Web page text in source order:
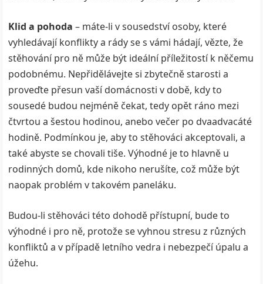
Klid a pohoda – máte-li v sousedství osoby, které
vyhledávají konflikty a rády se s vámi hádají, vězte, že
stěhování pro ně může být ideální příležitostí k něčemu
podobnému. Nepřidělávejte si zbytečně starosti a
proveďte přesun vaší domácnosti v době, kdy to
sousedé budou nejméně čekat, tedy opět ráno mezi
čtvrtou a šestou hodinou, anebo večer po dvaadvacáté
hodině. Podmínkou je, aby to stěhováci akceptovali, a
také abyste se chovali tiše. Výhodné je to hlavně u
rodinných domů, kde nikoho nerušíte, což může být
naopak problém v takovém paneláku.
Budou-li stěhováci této dohodě přístupní, bude to
výhodné i pro ně, protože se vyhnou stresu z různých
konfliktů a v případě letního vedra i nebezpečí úpalu a
úžehu.